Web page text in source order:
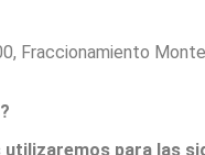
Fraccionamiento
para las